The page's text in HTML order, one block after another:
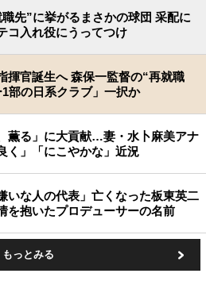
先”に挙がるまさかの球団 采配に
コ入れ役にうってつけ
揮官誕生へ 森保一監督の“再就職
部の日系クラブ」一択か
薫る」に大貢献…妻・水卜麻美アナ
く」「にこやかな」近況
いな人の代表」亡くなった板東英二
を抱いたプロデューサーの名前
もっとみる